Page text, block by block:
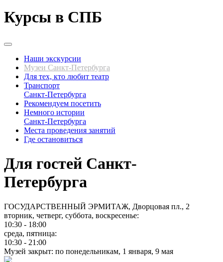
Курсы в СПБ
Наши экскурсии
Музеи Санкт-Петербурга
Для тех, кто любит театр
Транспорт
Санкт-Петербурга
Рекомендуем посетить
Немного истории
Санкт-Петербурга
Места проведения занятий
Где остановиться
Для гостей Санкт-
Петербурга
ГОСУДАРСТВЕННЫЙ ЭРМИТАЖ, Дворцовая пл., 2
вторник, четверг, суббота, воскресенье:
10:30 - 18:00
среда, пятница:
10:30 - 21:00
Музей закрыт: по понедельникам, 1 января, 9 мая